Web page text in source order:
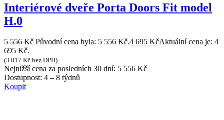
Interiérové dveře Porta Doors Fit model
H.0
5 556Kč Původní cena byla: 5 556 Kč.4 695 KčAktuální cena je: 4
695 Kč.
(3 817 Kč bez DPH)
Nejnižší cena za posledních 30 dní: 5 556 Kč
Dostupnost: 4 – 8 týdnů
Koupit